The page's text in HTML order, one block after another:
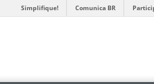
Simplifique! Comunica BR